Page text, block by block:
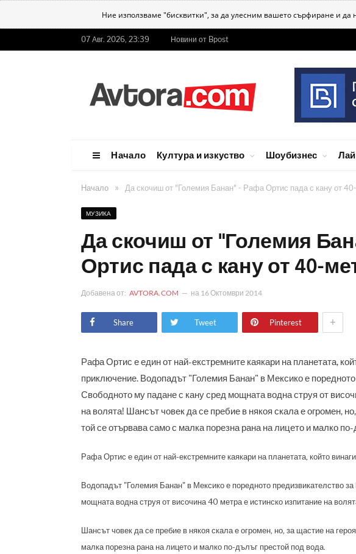
Ние използваме "бисквитки", за да улесним вашето сърфиране и да
07 Авг. 2026, 23:39 Новини от Bpost
Начало Култура и изкуство Шоубизнес
Начало » Да скочиш от "Големия Банан" - Рафа Ортис пада с кану от
МУЗИКА
Да скочиш от "Големия
Ортис пада с кану от 40-
Добавена от: AVTORA.COM на 16 Октомври 2014
Share Tweet Pinterest +
Рафа Ортис е един от най-екстремните каякари на планетата,
приключение. Водопадът "Големия Банан" в Мексико е
Свободното му падане с кану сред мощната водна струя от
на волята! Шансът човек да се пребие в някоя скала е огромен,
той се отървава само с малка порезна рана на лицето и малко
Рафа Ортис е един от най-екстремните каякари на планетата, който
Водопадът "Големия Банан" в Мексико е поредното предизвикателство
мощната водна струя от височина 40 метра е истинско изпитание на
Шансът човек да се пребие в някоя скала е огромен, но, за щастие на
малка порезна рана на лицето и малко по-дълъг престой под вода.